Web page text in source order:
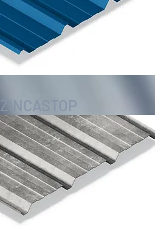
ZINCASTOP